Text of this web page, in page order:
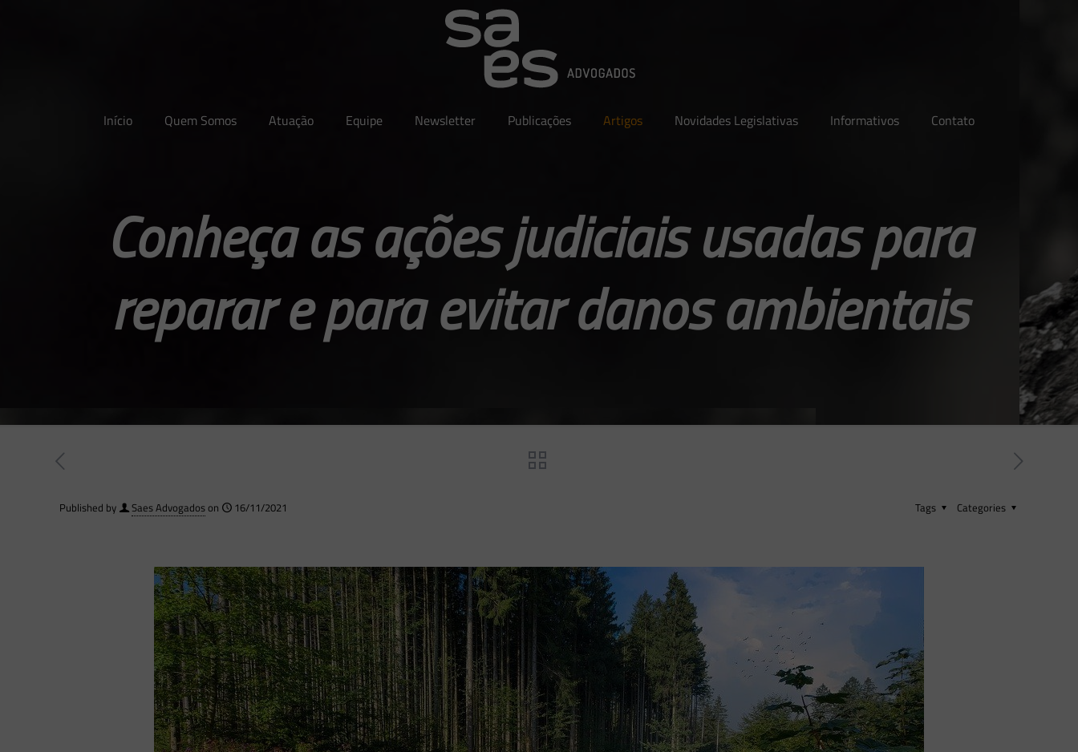
Início Quem Somos Atuação Equipe Newsletter Publicações Artigos Novidades Legislativas Informativos Contato
Conheça as ações judiciais usadas para
reparar e para evitar danos ambientais
Published by Saes Advogadoson 16/11/2021 Categories
Tags